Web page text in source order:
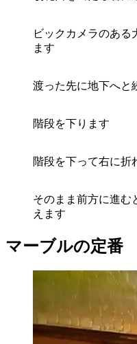
ビックカメラのある
ます
渡った先に地下へと
階段を下ります
階段を下って右に折
そのまま前方に進む
えます
マーブルの定番